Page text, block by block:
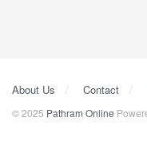
About Us Contact
© 2025 Pathram Online